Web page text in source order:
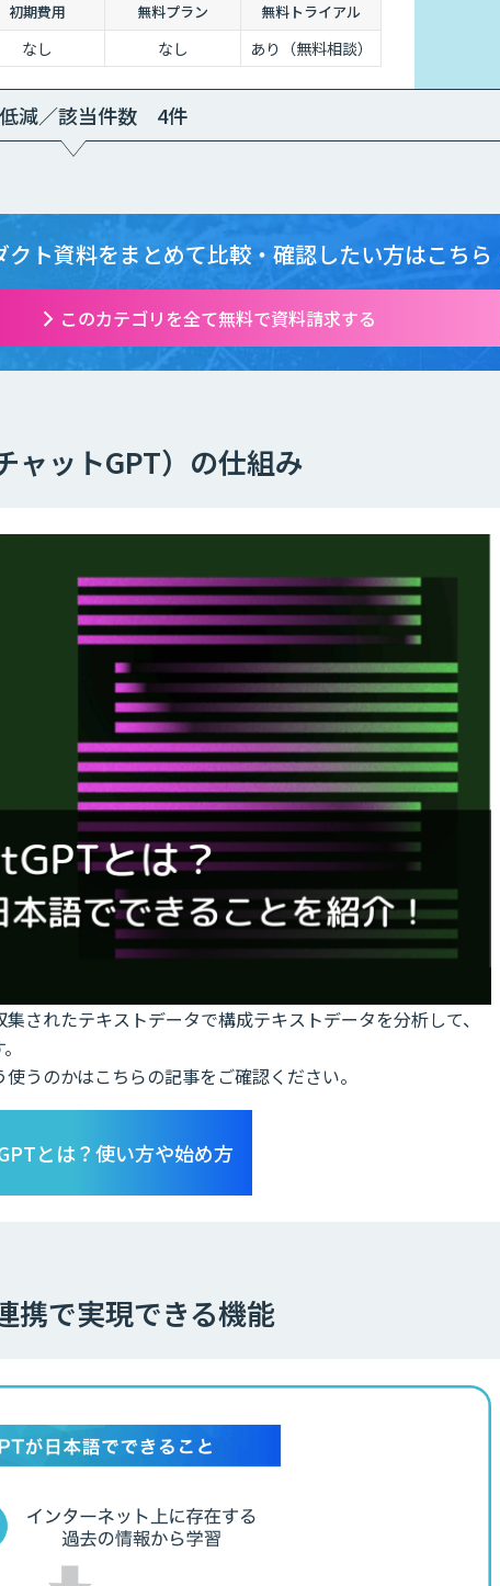
初期費用 無料プラン 無料トライアル
なし なし あり（無料相談）
減／該当件数 4件
クト資料をまとめて比較・確認したい方はこちら
このカテゴリを全て無料で資料請求する
ャットGPT）の仕組み
されたテキストデータで構成テキストデータを分析して、
うのかはこちらの記事をご確認ください。
とは？使い方や始め方
携で実現できる機能